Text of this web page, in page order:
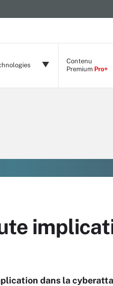
Contenu
Premium Pro+
dans la